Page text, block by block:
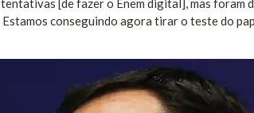
tentativas [de fazer o Enem digital], mas
conseguindo agora tirar o teste do